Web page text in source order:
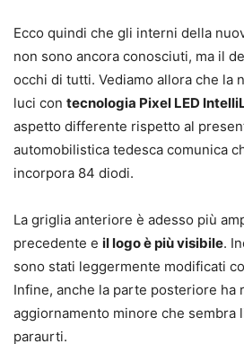
Ecco quindi che gli interni della
non sono ancora conosciuti, ma il
occhi di tutti. Vediamo allora che la
luci con tecnologia Pixel LED
aspetto differente rispetto al
automobilistica tedesca comunica
incorpora 84 diodi.
La griglia anteriore è adesso più
precedente e il logo è più visibile.
sono stati leggermente modificati
Infine, anche la parte posteriore ha
aggiornamento minore che sembra
paraurti.